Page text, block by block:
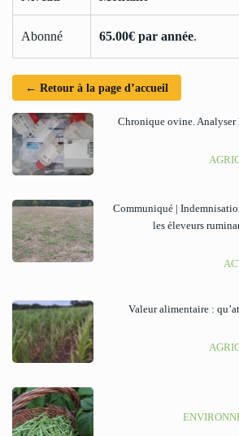
Abonné 65.00€ par année.
← Retour à la page d’accueil
Chronique ovine.
Communiqué |
les éleveurs
Valeur alimentaire :